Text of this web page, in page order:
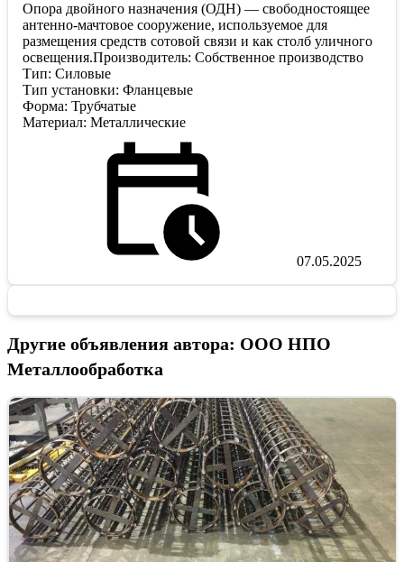
Опора двойного назначения (ОДН) — свободностоящее
антенно-мачтовое сооружение, используемое для
размещения средств сотовой связи и как столб уличного
освещения.Производитель: Собственное производство
Тип: Силовые
Тип установки: Фланцевые
Форма: Трубчатые
Материал: Металлические
07.05.2025
Другие объявления автора: ООО НПО
Металлообработка